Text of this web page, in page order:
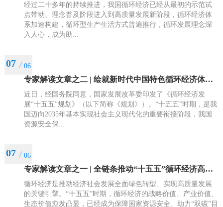
经过二十多年的持续推进，我国循环经济已经从最初的示范试
点带动、理念普及阶段进入到高质量发展新阶段，循环经济体
系加速构建，循环型生产生活方式普遍推行，循环发展理念深
入人心，成为助...
07 06
专家解读文章之二 | 绘就新时代中国特色循环经济体系的新蓝图
近日，经国务院同意，国家发展改革委印发了《循环经济发
展“十五五”规划》（以下简称《规划》）。“十五五”时期，是我
国迈向2035年基本实现社会主义现代化的重要衔接阶段，我国
资源安全保...
07 06
专家解读文章之一 | 全链条推动“十五五”循环经济高质量发展
循环经济是推动经济社会发展全面绿色转型、实现高质量发展
的关键引擎。“十五五”时期，循环经济的战略价值、产业价值、
生态价值愈发凸显，已经成为保障国家资源安全、助力“双碳”目